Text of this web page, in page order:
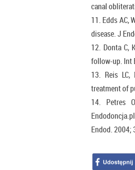
canal
11. Edds AC,
disease. J
12. Donta C,
follow-up. Int
13. Reis LC,
treatment of
14. Petres
Endod. 2004;